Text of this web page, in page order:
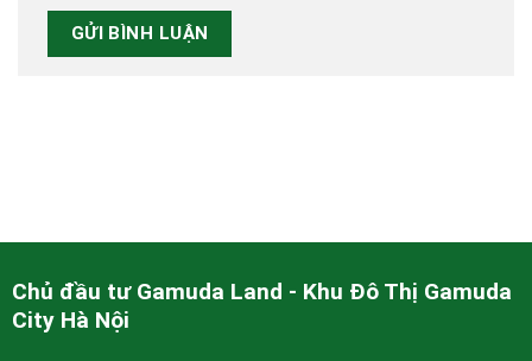
Chủ đầu tư Gamuda Land - Khu Đô Thị Gamuda
City Hà Nội